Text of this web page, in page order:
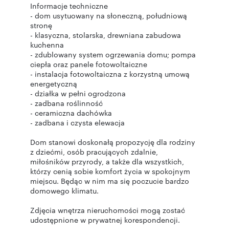
Informacje techniczne
- dom usytuowany na słoneczną, południową
stronę
- klasyczna, stolarska, drewniana zabudowa
kuchenna
- zdublowany system ogrzewania domu; pompa
ciepła oraz panele fotowoltaiczne
- instalacja fotowoltaiczna z korzystną umową
energetyczną
- działka w pełni ogrodzona
- zadbana roślinność
- ceramiczna dachówka
- zadbana i czysta elewacja
Dom stanowi doskonałą propozycję dla rodziny
z dziećmi, osób pracujących zdalnie,
miłośników przyrody, a także dla wszystkich,
którzy cenią sobie komfort życia w spokojnym
miejscu. Będąc w nim ma się poczucie bardzo
domowego klimatu.
Zdjęcia wnętrza nieruchomości mogą zostać
udostępnione w prywatnej korespondencji.